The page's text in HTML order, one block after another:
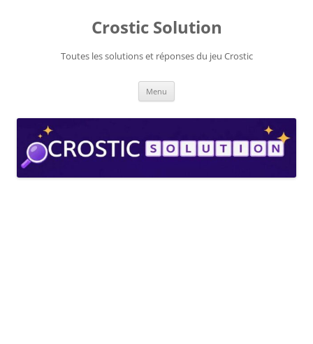
Crostic Solution
Toutes les solutions et réponses du jeu Crostic
Menu